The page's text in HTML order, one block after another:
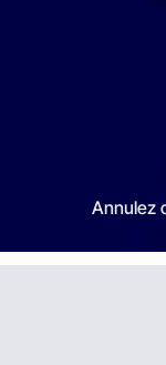
Annulez